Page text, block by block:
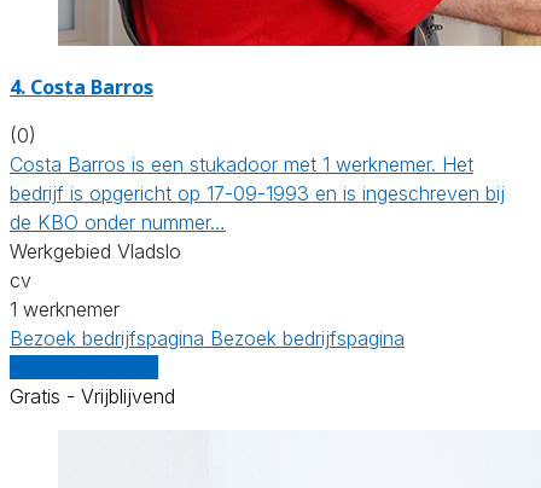
4. Costa Barros
(0)
Costa Barros is een stukadoor met 1 werknemer. Het
bedrijf is opgericht op 17-09-1993 en is ingeschreven bij
de KBO onder nummer…
Werkgebied Vladslo
cv
1 werknemer
Bezoek bedrijfspagina Bezoek bedrijfspagina
Gratis - Vrijblijvend